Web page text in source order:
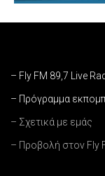
– Fly FM 89,7 Live
– Πρόγραμμα
– Σχετικά με εμάς
– Προβολή στον Fly